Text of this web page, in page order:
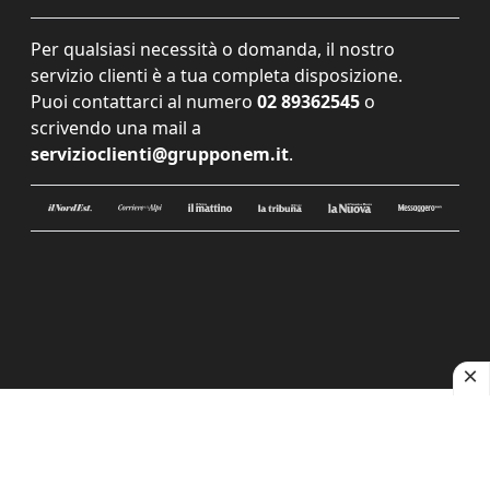
Per qualsiasi necessità o domanda, il nostro
servizio clienti è a tua completa disposizione.
Puoi contattarci al numero 02 89362545 o
scrivendo una mail a
servizioclienti@grupponem.it.